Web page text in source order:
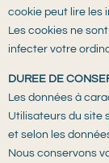
cookie peut lire les
Les cookies ne
infecter votre
DUREE DE
Les données à
Utilisateurs du site
et selon les
Nous conservons